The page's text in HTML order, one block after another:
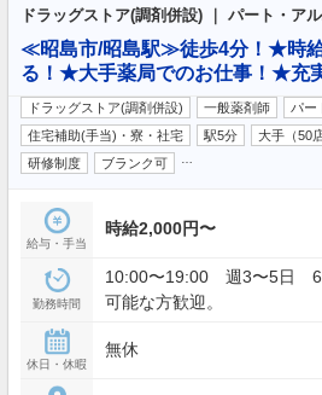
ドラッグストア(調剤併設) ｜ パート・ア
≪昭島市/昭島駅≫徒歩4分！★時
る！★大手薬局でのお仕事！★充
ドラッグストア(調剤併設) 一般薬剤師
パー
住宅補助(手当)・寮・社宅
駅5分 大手（50
研修制度
ブランク可
給与・手当
時給2,000円〜
勤務時間
10:00〜19:00 週3〜5日
可能な方歓迎。
休日・休暇
無休